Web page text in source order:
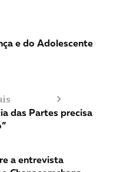
e do Adolescente
das Partes precisa
a entrevista